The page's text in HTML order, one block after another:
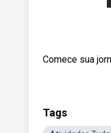
Comece sua
Tags